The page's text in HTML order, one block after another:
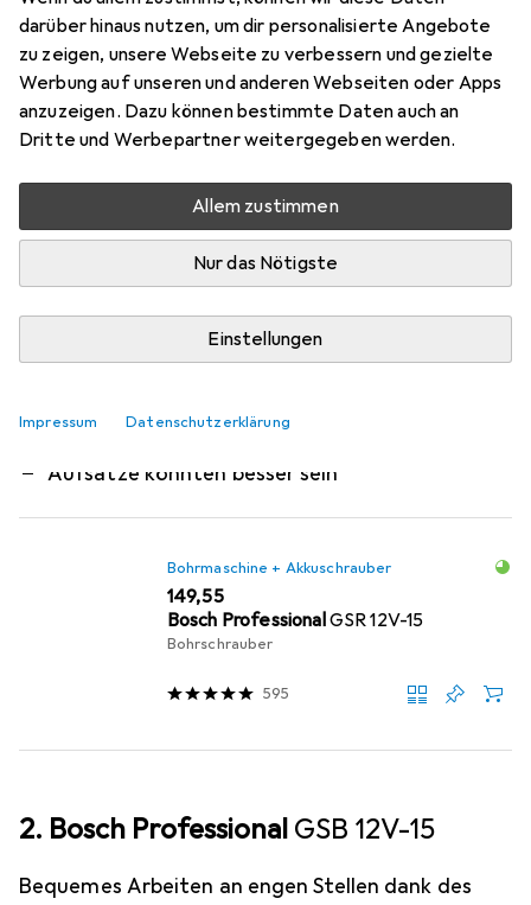
darüber hinaus nutzen, um dir personalisierte Angebote
zu zeigen, unsere Webseite zu verbessern und gezielte
Werbung auf unseren und anderen Webseiten oder Apps
anzuzeigen. Dazu können bestimmte Daten auch an
Dritte und Werbepartner weitergegeben werden.
Allem zustimmen
Nur das Nötigste
Einstellungen
Impressum Datenschutzerklärung
Der Bosch Akku-Schrauber Professional GSR 10.8-
2-LI eignet sich besonders gut für Bohr- und
Schraubanwendungen über Kopf und in engen
Räumen, dank seines kompakten
mehr
Das meinen unsere Kunden i
ProKlein, stark, handlich, schnell aufgeladen, ein
perfekter Akkuschrauber
Contra
Mit grossem Akku etwas schwer in der Hand
unpraktisch, mein Schatz liebt sie 🤷‍♀️
Aufsätze könnten besser sein
Bohrmaschine + Akkuschrauber
EUR
149,55
Bosch ProfessionalGSR 12V-15
Bohrschrauber
595
2. Bosch Professional GSB 12V-15
Bequemes Arbeiten an engen Stellen dank des